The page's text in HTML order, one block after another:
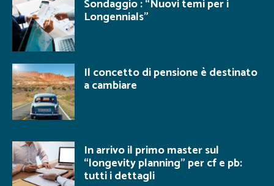
Sondaggio : “Nuovi temi per i
Longennials”
Il concetto di pensione è destinato
a cambiare
In arrivo il primo master sul
“longevity planning” per cf e pb:
tutti i dettagli